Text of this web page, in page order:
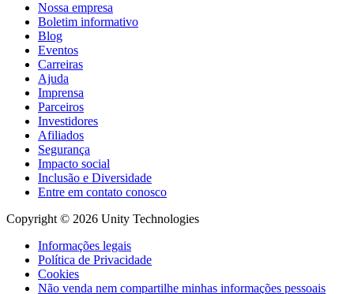
Nossa empresa
Boletim informativo
Blog
Eventos
Carreiras
Ajuda
Imprensa
Parceiros
Investidores
Afiliados
Segurança
Impacto social
Inclusão e Diversidade
Entre em contato conosco
Copyright © 2026 Unity Technologies
Informações legais
Política de Privacidade
Cookies
Não venda nem compartilhe minhas informações pessoais